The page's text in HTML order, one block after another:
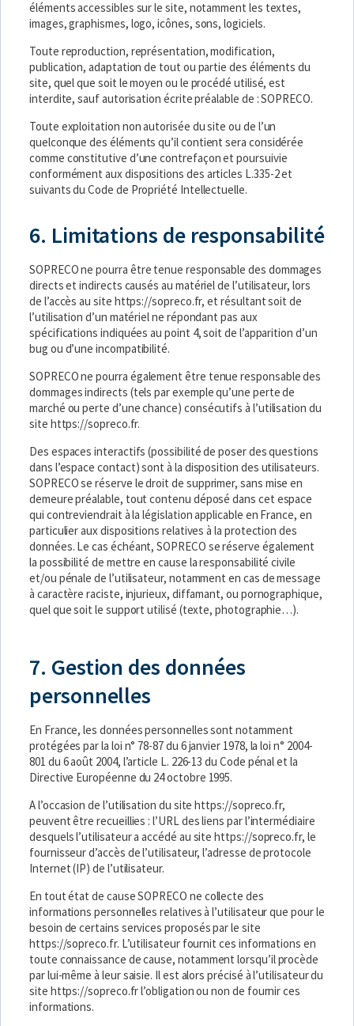
éléments accessibles sur le site, notamment les textes,
images, graphismes, logo, icônes, sons, logiciels.
Toute reproduction, représentation, modification,
publication, adaptation de tout ou partie des éléments du
site, quel que soit le moyen ou le procédé utilisé, est
interdite, sauf autorisation écrite préalable de : SOPRECO.
Toute exploitation non autorisée du site ou de l’un
quelconque des éléments qu’il contient sera considérée
comme constitutive d’une contrefaçon et poursuivie
conformément aux dispositions des articles L.335-2 et
suivants du Code de Propriété Intellectuelle.
6. Limitations de responsabilité
SOPRECO ne pourra être tenue responsable des dommages
directs et indirects causés au matériel de l’utilisateur, lors
de l’accès au site https://sopreco.fr, et résultant soit de
l’utilisation d’un matériel ne répondant pas aux
spécifications indiquées au point 4, soit de l’apparition d’un
bug ou d’une incompatibilité.
SOPRECO ne pourra également être tenue responsable des
dommages indirects (tels par exemple qu’une perte de
marché ou perte d’une chance) consécutifs à l’utilisation du
site https://sopreco.fr.
Des espaces interactifs (possibilité de poser des questions
dans l’espace contact) sont à la disposition des utilisateurs.
SOPRECO se réserve le droit de supprimer, sans mise en
demeure préalable, tout contenu déposé dans cet espace
qui contreviendrait à la législation applicable en France, en
particulier aux dispositions relatives à la protection des
données. Le cas échéant, SOPRECO se réserve également
la possibilité de mettre en cause la responsabilité civile
et/ou pénale de l’utilisateur, notamment en cas de message
à caractère raciste, injurieux, diffamant, ou pornographique,
quel que soit le support utilisé (texte, photographie…).
7. Gestion des données
personnelles
En France, les données personnelles sont notamment
protégées par la loi n° 78-87 du 6 janvier 1978, la loi n° 2004-
801 du 6 août 2004, l’article L. 226-13 du Code pénal et la
Directive Européenne du 24 octobre 1995.
A l’occasion de l’utilisation du sitehttps://sopreco.fr,
peuvent être recueillies : l’URL des liens par l’intermédiaire
desquels l’utilisateur a accédé au sitehttps://sopreco.fr, le
fournisseur d’accès de l’utilisateur, l’adresse de protocole
Internet (IP) de l’utilisateur.
En tout état de cause SOPRECO ne collecte des
informations personnelles relatives à l’utilisateur que pour le
besoin de certains services proposés par le site
https://sopreco.fr. L’utilisateur fournit ces informations en
toute connaissance de cause, notamment lorsqu’il procède
par lui-même à leur saisie. Il est alors précisé à l’utilisateur du
site https://sopreco.frl’obligation ou non de fournir ces
informations.